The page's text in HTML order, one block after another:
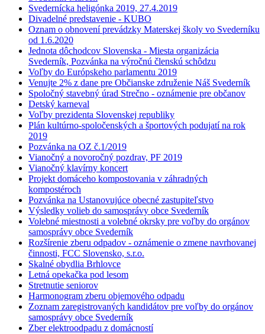
Svedernícka heligónka 2019, 27.4.2019
Divadelné predstavenie - KUBO
Oznam o obnovení prevádzky Materskej školy vo Svederníku
od 1.6.2020
Jednota dôchodcov Slovenska - Miesta organizácia
Svederník, Pozvánka na výročnú členskú schôdzu
Voľby do Európskeho parlamentu 2019
Venujte 2% z dane pre Občianske združenie Náš Svederník
Spoločný stavebný úrad Strečno - oznámenie pre občanov
Detský karneval
Voľby prezidenta Slovenskej republiky
Plán kultúrno-spoločenských a športových podujatí na rok
2019
Pozvánka na OZ č.1/2019
Vianočný a novoročný pozdrav, PF 2019
Vianočný klavírny koncert
Projekt domáceho kompostovania v záhradných
kompostéroch
Pozvánka na Ustanovujúce obecné zastupiteľstvo
Výsledky volieb do samosprávy obce Svederník
Volebné miestnosti a volebné okrsky pre voľby do orgánov
samosprávy obce Svederník
Rozšírenie zberu odpadov - oznámenie o zmene navrhovanej
činnosti, FCC Slovensko, s.r.o.
Skalné obydlia Brhlovce
Letná opekačka pod lesom
Stretnutie seniorov
Harmonogram zberu objemového odpadu
Zoznam zaregistrovaných kandidátov pre voľby do orgánov
samosprávy obce Svederník
Zber elektroodpadu z domácností